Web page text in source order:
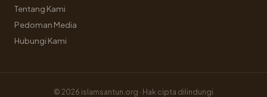
Tentang Kami
Pedoman Media
Hubungi Kami
© 2026 islamsantun.org · Hak cipta dilindungi